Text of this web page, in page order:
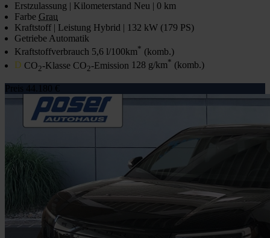
Erstzulassung | Kilometerstand Neu | 0 km
Farbe Grau
Kraftstoff | Leistung Hybrid | 132 kW (179 PS)
Getriebe Automatik
Kraftstoffverbrauch 5,6 l/100km* (komb.)
D CO2-Klasse CO2-Emission 128 g/km* (komb.)
Preis 44.180 €